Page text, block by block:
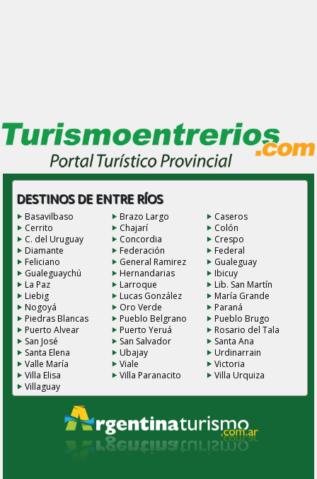
DESTINOS DE ENTRE RÍOS
Basavilbaso Brazo Largo
Caseros
Cerrito
Chajarí
Colón
C. del Uruguay
Concordia
Crespo
Diamante
Federación
Federal
Feliciano
General Ramirez
Gualeguay
Gualeguaychú
Hernandarias
Ibicuy
La Paz
Larroque
Lib. San Martín
Liebig
Lucas González
María Grande
Nogoyá
Oro Verde
Paraná
Piedras Blancas
Pueblo Belgrano
Pueblo Brugo
Puerto Alvear
Puerto Yeruá
Rosario del Tala
San José
San Salvador
Santa Ana
Santa Elena
Ubajay
Urdinarrain
Valle María
Viale
Victoria
Villa Elisa
Villa Paranacito
Villa Urquiza
Villaguay